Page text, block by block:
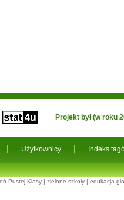
Użytkownicy Indeks
Projekt był (w roku
Pustej Klasy | zielone szkoły | edukacja